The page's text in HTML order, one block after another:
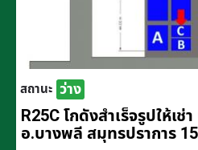
สถานะ ว่าง
R25C โกดังสำเร็จรูปให้เ
อ.บางพลี สมุทรปราการ